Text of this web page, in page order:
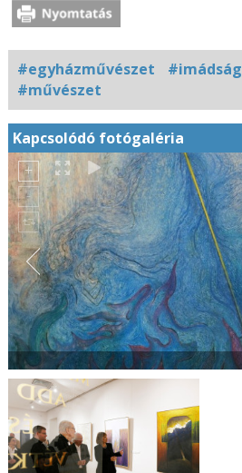
#egyházművészet #imádság
#művészet
Kapcsolódó fotógaléria